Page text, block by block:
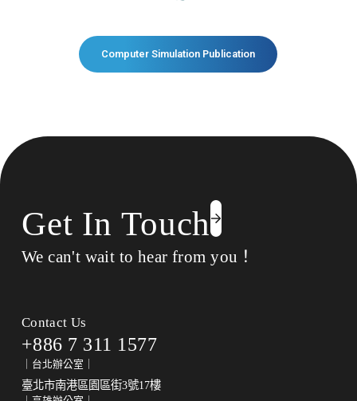
Computer Simulation Publication
Get In Touch
We can't wait to hear from you！
Contact Us
+886 7 311 1577
｜台北辦公室｜
臺北市南港區園區街3號17樓